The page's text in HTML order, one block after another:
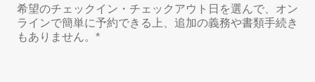
希望のチェックイン・チェックアウト日を選んで、オン
ラインで簡単に予約できる上、追加の義務や書類手続き
もありません。*